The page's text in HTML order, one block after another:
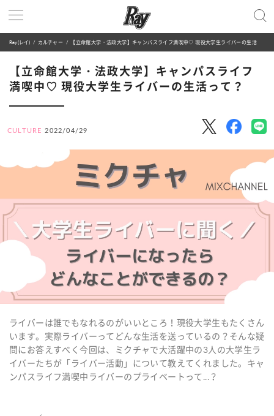
Ray(レイ) カルチャー 【立命館大学・法政大学】キャンパスライフ満喫中♡ 現役大学生ライバーの生活って？
【立命館大学・法政大学】キャンパスライフ
満喫中♡ 現役大学生ライバーの生活って？
CULTURE 2022/04/29
ライバーは誰でもなれるのがいいところ！現役大学生もたくさん
います。実際ライバーってどんな生活を送っているの？そんな疑
問にお答えすべく今回は、ミクチャで大活躍中の3人の大学生ラ
イバーたちが「ライバー活動」について教えてくれました。キャ
ンパスライフ満喫中ライバーのプライベートって...？